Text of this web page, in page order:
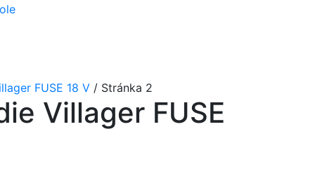
FUSE 18 V / Stránka 2
Villager FUSE